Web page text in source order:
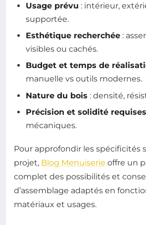
Usage prévu : intérieur,
supportée.
Esthétique recherchée :
visibles ou cachés.
Budget et temps de
manuelle vs outils modernes.
Nature du bois : densité,
Précision et solidité requises
mécaniques.
Pour approfondir les spécificités
projet, Blog Menuiserie offre un
complet des possibilités et
d’assemblage adaptés en
matériaux et usages.